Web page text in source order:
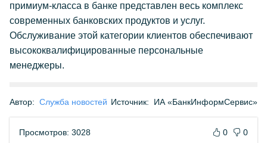
примиум-класса в банке представлен весь комплекс
современных банковских продуктов и услуг.
Обслуживание этой категории клиентов обеспечивают
высококвалифицированные персональные
менеджеры.
Автор: Служба новостей Источник: ИА «БанкИнформСервис»
Просмотров: 3028 0 0